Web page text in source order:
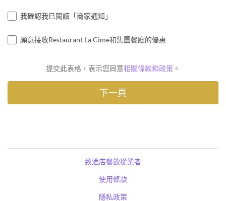
我確認我已閱讀「商家通知」
願意接收Restaurant La Cime和集團餐廳的優惠
提交此表格，表示您同意相關條款和政策 。
致酒店餐飲從業者
使用條款
隱私政策